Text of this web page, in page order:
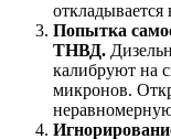
Попытка
ТНВД.
калибруют на
микронов.